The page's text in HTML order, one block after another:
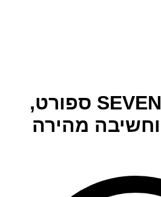
מרכז ספורט SEVEN ספורט,
וחשיבה מהירה